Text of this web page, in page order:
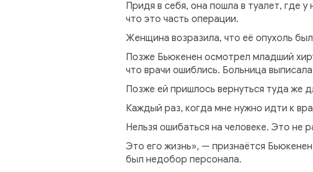
Придя в себя, она пошла в туалет, где
что это часть операции.
Женщина возразила, что её опухоль
Позже Бьюкенен осмотрел младший
что врачи ошиблись. Больница
Позже ей пришлось вернуться туда же
Каждый раз, когда мне нужно идти к
Нельзя ошибаться на человеке. Это не
Это его жизнь», — признаётся
был недобор персонала.